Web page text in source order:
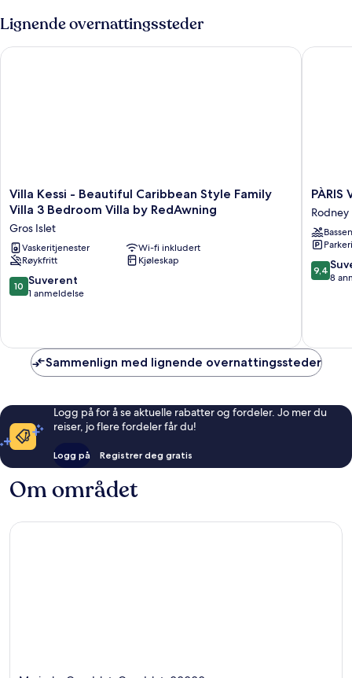
Lignende overnattingssteder
Villa
Kessi
Beautiful
Caribbean
Style
Family
Villa
by
RedAwning
Villa Kessi - Beautiful Caribbean Style Family
Villa 3 Bedroom Villa by RedAwning
Gros Islet
Vaskeritjenester
Wi-fi inkludert
Røykfritt
Kjøleskap
10.0
av
anmeldelse
10 Suverent
1 anmeldelse
Villa Kessi - Beautiful Caribbean Style Family Villa 3 Bedroom
PÀRIS
Villas
2BD
Villa
Rodney
Bay
Rodney
PÀRIS
Rodney
9.4
av
9,4
8
PÀRIS
Sammenlign med lignende overnattingssteder
Logg på for å se aktuelle rabatter og fordeler. Jo mer du
reiser, jo flere fordeler får du!
Logg på Registrer deg gratis
Om området